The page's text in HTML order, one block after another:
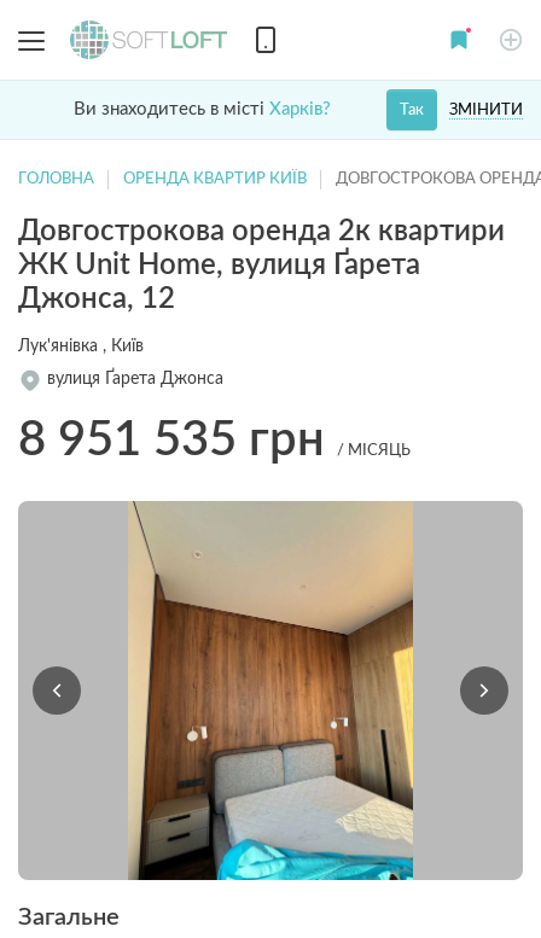
Ви знаходитесь в місті Харків? ЗМІНИТИ
Так
ГОЛОВНА ОРЕНДА КВАРТИР КИЇВ ДОВГОСТРОКОВА
Довгострокова оренда 2к квартири
ЖК Unit Home, вулиця Ґарета
Джонса, 12
Лук'янівка , Київ
вулиця Ґарета Джонса
8 951 535 грн / МІСЯЦЬ
Загальне